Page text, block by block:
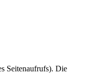
Seitenaufrufs). Die